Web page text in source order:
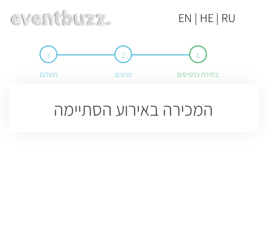
EN | HE | RU
בחירת כרטיסים פרטים תשלום
המכירה באירוע הסתיימה